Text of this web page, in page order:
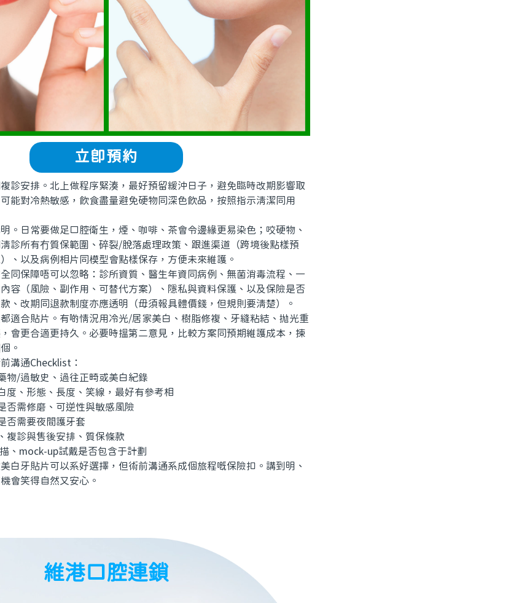
立即預約
安排。北上做程序緊湊，最好預留緩沖日子，避免臨時改期影響取
能對冷熱敏感，飲食盡量避免硬物同深色飲品，按照指示清潔同用
日常要做足口腔衛生，煙、咖啡、茶會令邊緣更易染色；咬硬物、
診所有冇質保範圍、碎裂/脫落處理政策、跟進渠道（跨境後點樣預
、以及病例相片同模型會點樣保存，方便未來維護。
保障唔可以忽略：診所資質、醫生年資同病例、無菌消毒流程、一
容（風險、副作用、可替代方案）、隱私與資料保護、以及保險是否
、改期同退款制度亦應透明（毋須報具體價錢，但規則要清楚）。
合貼片。有啲情況用冷光/居家美白、樹脂修複、牙縫粘結、抛光重
會更合適更持久。必要時搵第二意見，比較方案同預期維護成本，揀
。
通Checklist：
/過敏史、過往正畸或美白紀錄
、形態、長度、笑線，最好有參考相
需修磨、可逆性與敏感風險
需要夜間護牙套
診與售後安排、質保條款
mock-up試戴是否包含于計劃
牙貼片可以系好選擇，但術前溝通系成個旅程嘅保險扣。講到明、
會笑得自然又安心。
維港口腔連鎖